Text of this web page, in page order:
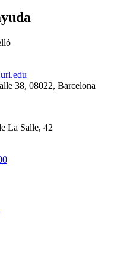
38, 08022, Barcelona
La Salle, 42